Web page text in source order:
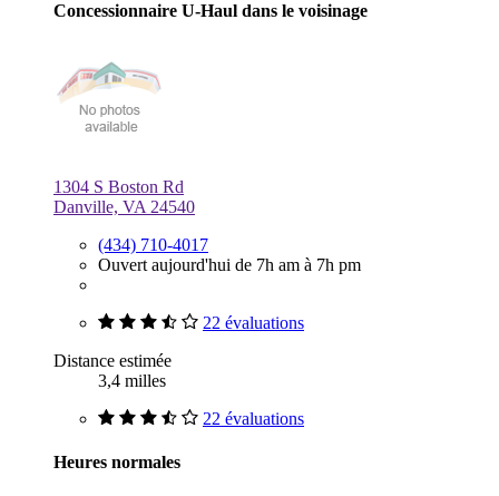
Concessionnaire U-Haul dans le voisinage
1304 S Boston Rd
Danville, VA 24540
(434) 710-4017
Ouvert aujourd'hui de 7h am à 7h pm
22 évaluations
Distance estimée
3,4 milles
22 évaluations
Heures normales